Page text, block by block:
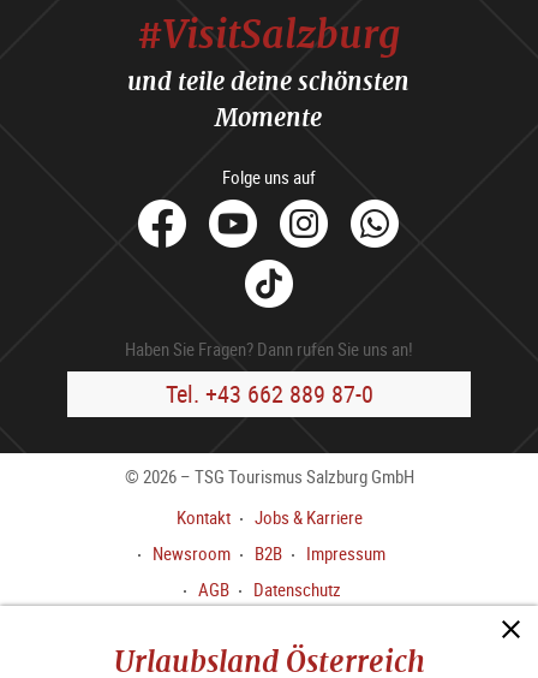
Urlaubsland Österreich
#VisitSalzburg
und teile deine schönsten
Momente
Folge uns auf
facebook
YoutubeInstagram
Tik
Tok
Haben Sie Fragen? Dann rufen Sie uns an!
Tel. +43 662 889 87-0
© 2026 – TSG Tourismus Salzburg GmbH
Kontakt
Jobs & Karriere
Newsroom
B2B
Impressum
AGB
Datenschutz
HinweisgeberInnenschutzgesetz